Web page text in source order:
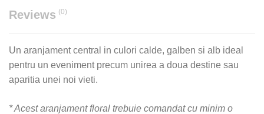
Reviews(0)
Un aranjament central in culori calde, galben si alb ideal
pentru un eveniment precum unirea a doua destine sau
aparitia unei noi vieti.
* Acest aranjament floral trebuie comandat cu minim o